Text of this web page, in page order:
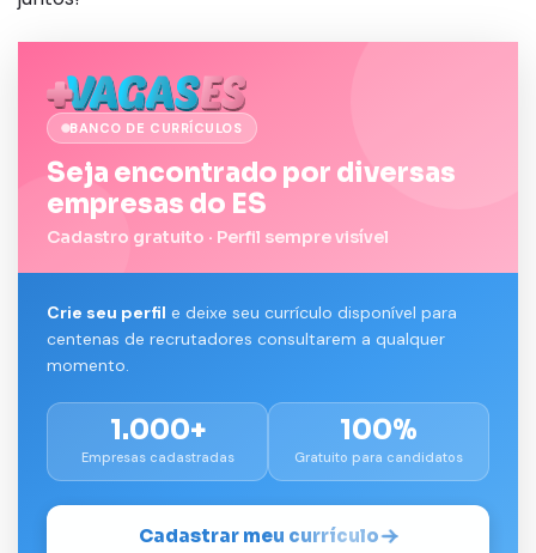
BANCO DE CURRÍCULOS
Seja encontrado por diversas
empresas do ES
Cadastro gratuito · Perfil sempre visível
Crie seu perfil e deixe seu currículo disponível para
centenas de recrutadores consultarem a qualquer
momento.
1.000+
Empresas cadastradas
100%
Gratuito para candidatos
Cadastrar meu currículo